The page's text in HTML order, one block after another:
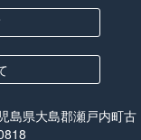
島県大島郡瀬戸内町古